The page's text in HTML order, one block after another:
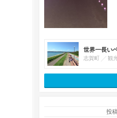
世界一長い
志賀町 観
投